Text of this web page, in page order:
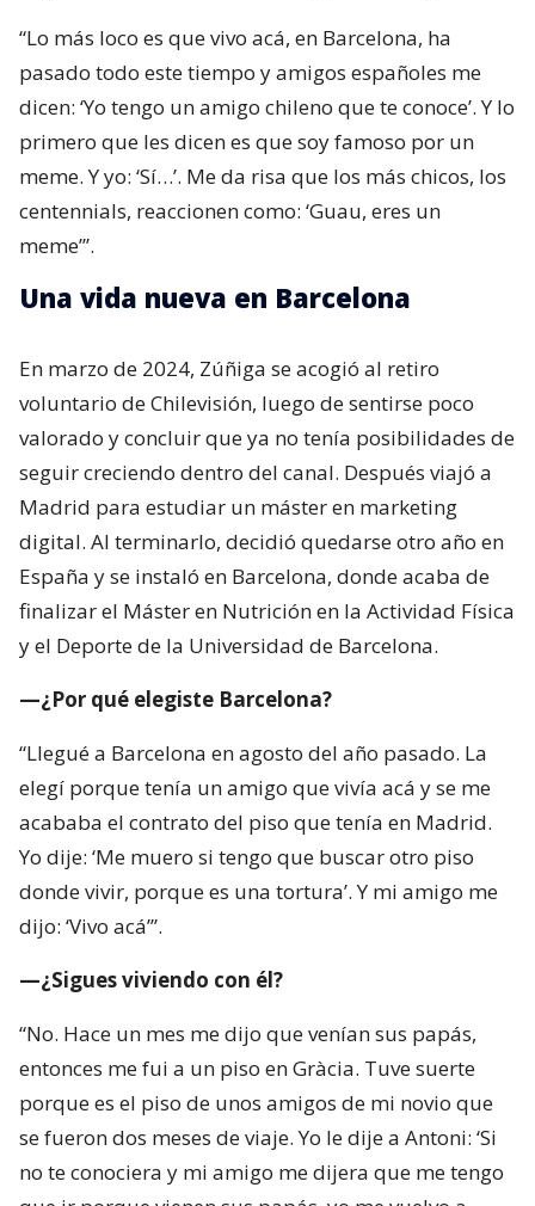
“Lo más loco es que vivo acá, en Barcelona, ha
pasado todo este tiempo y amigos españoles me
dicen: ‘Yo tengo un amigo chileno que te conoce’. Y lo
primero que les dicen es que soy famoso por un
meme. Y yo: ‘Sí…’. Me da risa que los más chicos, los
centennials, reaccionen como: ‘Guau, eres un
meme’”.
Una vida nueva en Barcelona
En marzo de 2024, Zúñiga se acogió al retiro
voluntario de Chilevisión, luego de sentirse poco
valorado y concluir que ya no tenía posibilidades de
seguir creciendo dentro del canal. Después viajó a
Madrid para estudiar un máster en marketing
digital. Al terminarlo, decidió quedarse otro año en
España y se instaló en Barcelona, donde acaba de
finalizar el Máster en Nutrición en la Actividad Física
y el Deporte de la Universidad de Barcelona.
—¿Por qué elegiste Barcelona?
“Llegué a Barcelona en agosto del año pasado. La
elegí porque tenía un amigo que vivía acá y se me
acababa el contrato del piso que tenía en Madrid.
Yo dije: ‘Me muero si tengo que buscar otro piso
donde vivir, porque es una tortura’. Y mi amigo me
dijo: ‘Vivo acá’”.
—¿Sigues viviendo con él?
“No. Hace un mes me dijo que venían sus papás,
entonces me fui a un piso en Gràcia. Tuve suerte
porque es el piso de unos amigos de mi novio que
se fueron dos meses de viaje. Yo le dije a Antoni: ‘Si
no te conociera y mi amigo me dijera que me tengo